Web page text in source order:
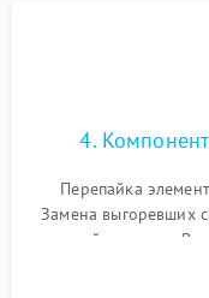
4.
Перепайка
Замена выгоревших
хрупкой матрицы.
прошивка